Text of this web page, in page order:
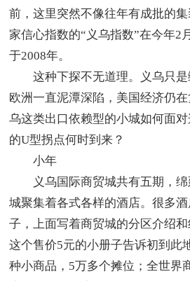
前，这里突然不像往年有成批的
家信心指数的“义乌指数”在今年2
于2008年。
这种下探不无道理。义乌只是
欧洲一直泥潭深陷，美国经济仍
乌这类出口依赖型的小城如何面
的U型拐点何时到来？
小年
义乌国际商贸城共有五期，绵
城聚集着各式各样的酒店。很多
子，上面写着商贸城的分区介绍
这个售价5元的小册子告诉初到此
种小商品，5万多个摊位；全世界